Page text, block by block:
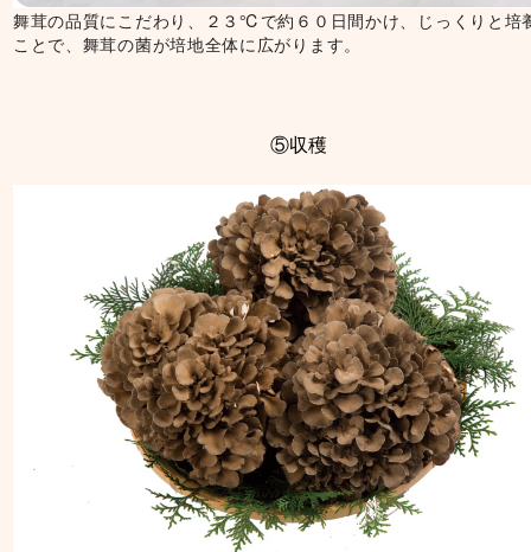
舞茸の品質にこだわり、２３℃で約６０日間かけ、じっくりと培
ことで、舞茸の菌が培地全体に広がります。
⑤収穫